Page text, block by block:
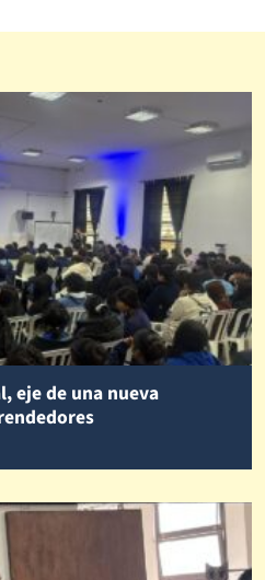
eje de una nueva